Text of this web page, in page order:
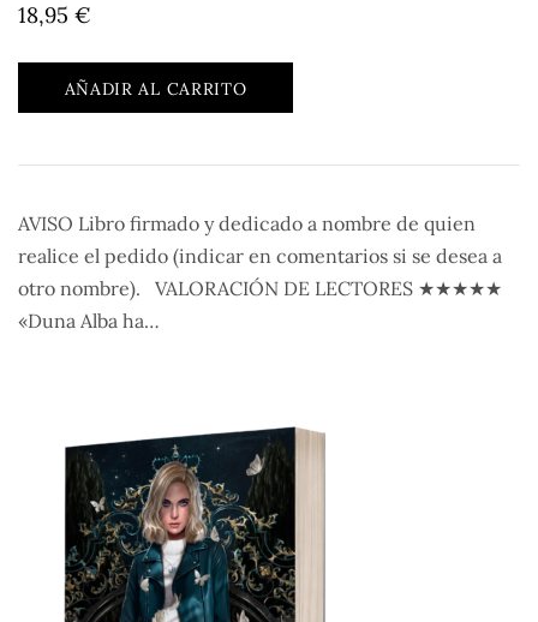
18,95 €
AÑADIR AL CARRITO
AVISO Libro firmado y dedicado a nombre de quien
realice el pedido (indicar en comentarios si se desea a
otro nombre). VALORACIÓN DE LECTORES ★★★★★
«Duna Alba ha…